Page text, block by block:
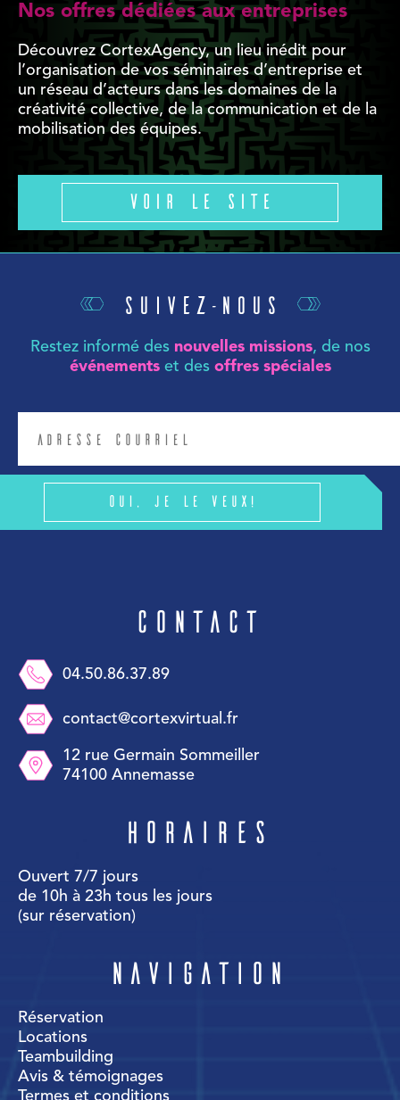
Nos offres dédiées aux entreprises
Découvrez CortexAgency, un lieu inédit pour
l’organisation de vos séminaires d’entreprise et
un réseau d’acteurs dans les domaines de la
créativité collective, de la communication et de la
mobilisation des équipes.
Voir le site
Suivez-nous
Restez informé des nouvelles missions, de nos
événementset des offres spéciales
Oui, je le veux!
Contact
04.50.86.37.89
contact@cortexvirtual.fr
12 rue Germain Sommeiller
74100 Annemasse
Horaires
Ouvert 7/7 jours
de 10h à 23h tous les jours
(sur réservation)
Navigation
Réservation
Locations
Teambuilding
Avis & témoignages
Termes et conditions